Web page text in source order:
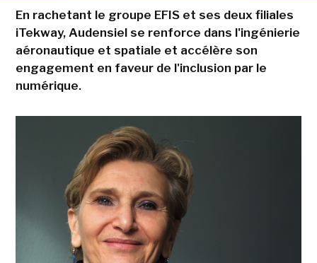
En rachetant le groupe EFIS et ses deux filiales
iTekway, Audensiel se renforce dans l'ingénierie
aéronautique et spatiale et accélère son
engagement en faveur de l'inclusion par le
numérique.